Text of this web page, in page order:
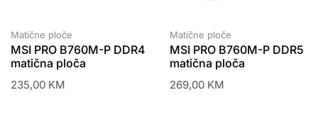
Matične ploče
MSI PRO B760M-P DDR4
matična ploča
235,00 KM
Matične ploče
MSI PRO B760M-P DDR5
matična ploča
269,00 KM